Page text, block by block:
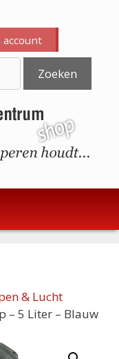
Zoeken
& Lucht
– 5 Liter – Blauw